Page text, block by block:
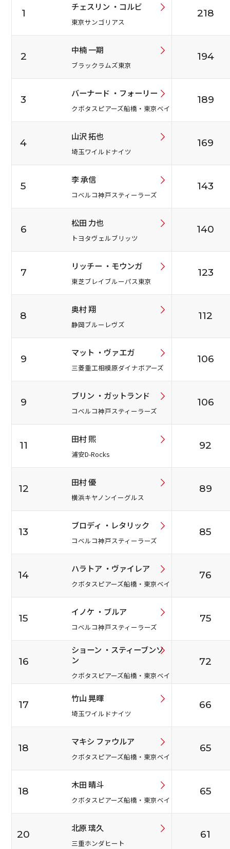
1
チェスリン ・コルビ
東京サンゴリアス
218
2
中楠 一期
ブラックラムズ東京
194
3
バーナード ・フォーリー
クボタスピアーズ船橋・東京ベイ
189
4
山沢 拓也
埼玉ワイルドナイツ
169
5
李 承信
コベルコ神戸スティーラーズ
143
6
松田 力也
トヨタヴェルブリッツ
140
7
リッチー ・モウンガ
東芝ブレイブルーパス東京
123
8
奥村 翔
静岡ブルーレヴズ
112
9
マット ・ヴァエガ
三菱重工相模原ダイナボアーズ
106
9
ブリン ・ガットランド
コベルコ神戸スティーラーズ
106
11
田村 煕
浦安D-Rocks
92
12
田村 優
横浜キヤノンイーグルス
89
13
ブロディ ・レタリック
コベルコ神戸スティーラーズ
85
14
ハラトア ・ヴァイレア
クボタスピアーズ船橋・東京ベイ
76
15
イノケ ・ブルア
コベルコ神戸スティーラーズ
75
16
ショーン ・スティーブンソ
ン
クボタスピアーズ船橋・東京ベイ
72
17
竹山 晃暉
埼玉ワイルドナイツ
66
18
マキシ ファウルア
クボタスピアーズ船橋・東京ベイ
65
18
木田 晴斗
クボタスピアーズ船橋・東京ベイ
65
20
北原 璃久
三重ホンダヒート
61